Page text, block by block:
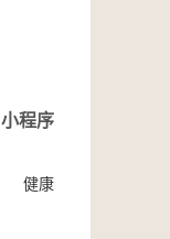
小程序
健康